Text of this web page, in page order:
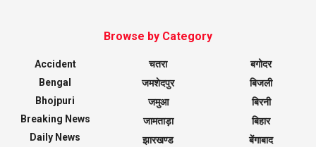
Browse by Category
Accident
Bengal
Bhojpuri
Breaking News
Daily News
चतरा
जमशेदपुर
जमुआ
जामताड़ा
झारखण्ड
बगोदर
बिजली
बिरनी
बिहार
बेंगाबाद